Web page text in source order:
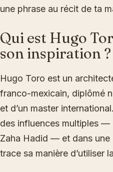
une phrase au récit de ta
Qui est Hugo
son inspiration ?
Hugo Toro est un
franco-mexicain, diplômé
et d’un master
des influences multiples —
Zaha Hadid — et dans
trace sa manière d’utiliser